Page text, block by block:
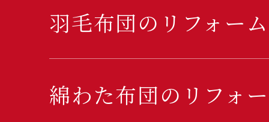
羽毛布団のリフォーム
綿わた布団のリフォ